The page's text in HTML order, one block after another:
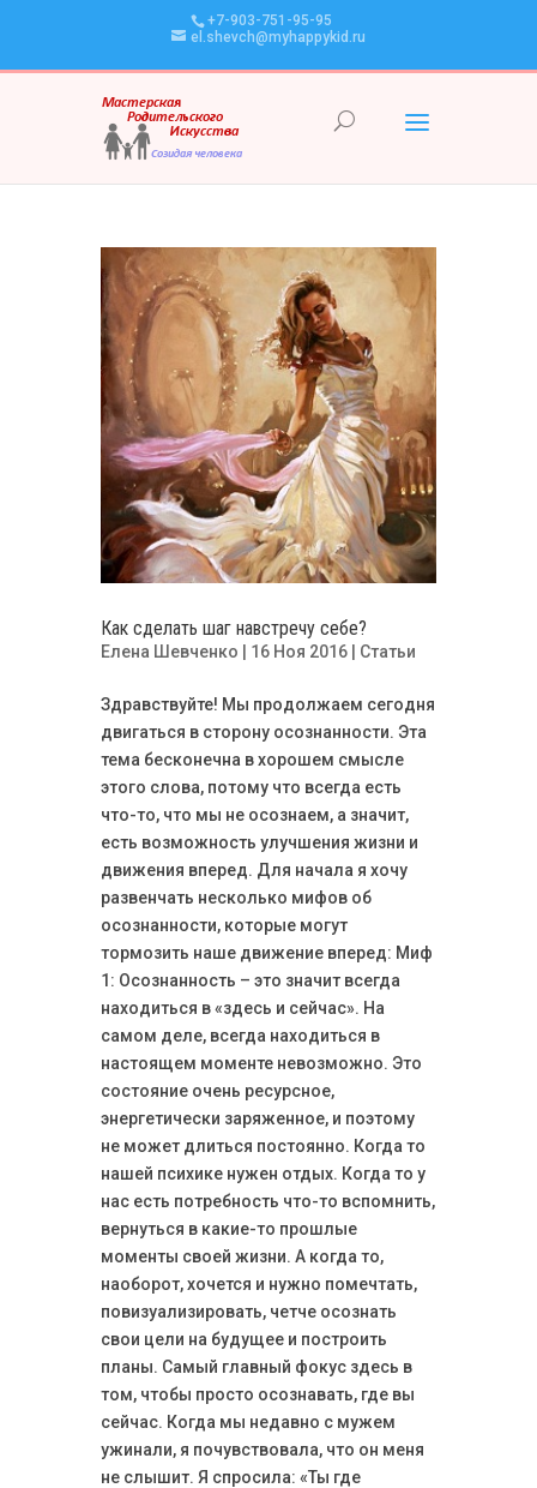
+7-903-751-95-95
el.shevch@myhappykid.ru
Как сделать шаг навстречу себе?
Елена Шевченко | 16 Ноя 2016 | Статьи
Здравствуйте! Мы продолжаем сегодня
двигаться в сторону осознанности. Эта
тема бесконечна в хорошем смысле
этого слова, потому что всегда есть
что-то, что мы не осознаем, а значит,
есть возможность улучшения жизни и
движения вперед. Для начала я хочу
развенчать несколько мифов об
осознанности, которые могут
тормозить наше движение вперед: Миф
1: Осознанность – это значит всегда
находиться в «здесь и сейчас». На
самом деле, всегда находиться в
настоящем моменте невозможно. Это
состояние очень ресурсное,
энергетически заряженное, и поэтому
не может длиться постоянно. Когда то
нашей психике нужен отдых. Когда то у
нас есть потребность что-то вспомнить,
вернуться в какие-то прошлые
моменты своей жизни. А когда то,
наоборот, хочется и нужно помечтать,
повизуализировать, четче осознать
свои цели на будущее и построить
планы. Самый главный фокус здесь в
том, чтобы просто осознавать, где вы
сейчас. Когда мы недавно с мужем
ужинали, я почувствовала, что он меня
не слышит. Я спросила: «Ты где